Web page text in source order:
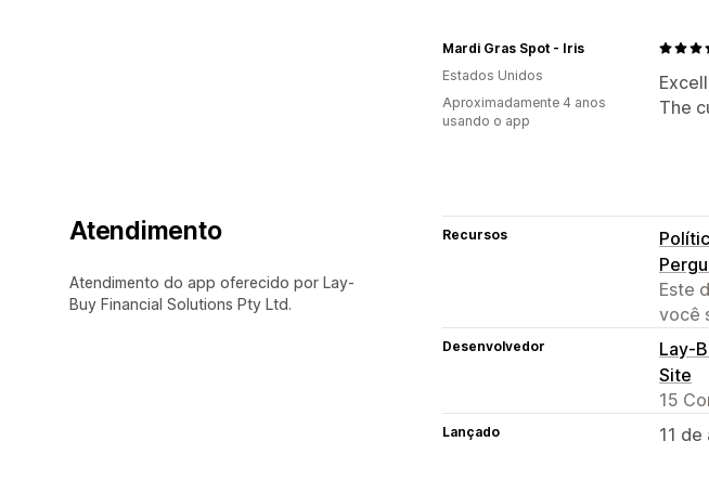
The
Mardi Gras Spot - Iris
Estados Unidos
Aproximadamente 4 anos
usando o app
Atendimento
Atendimento do app oferecido por Lay-
Buy Financial Solutions Pty Ltd.
Recursos
Este
você
Desenvolvedor
Lay-
Site
15
Lançado 11 de